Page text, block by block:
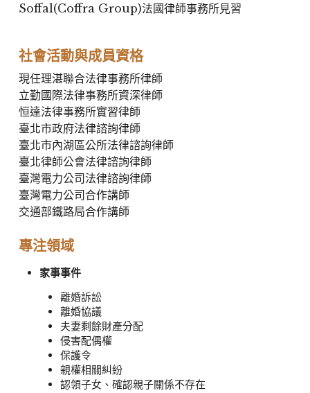
Soffal(Coffra Group)法國律師事務所見習
社會活動與成員資格
現任理湛聯合法律事務所律師
立勤國際法律事務所資深律師
恒達法律事務所實習律師
臺北市政府法律諮詢律師
臺北市內湖區公所法律諮詢律師
臺北律師公會法律諮詢律師
臺灣電力公司法律諮詢律師
臺灣電力公司合作講師
交通部鐵路局合作講師
專注領域
家事事件
離婚訴訟
離婚協議
夫妻剩餘財產分配
侵害配偶權
保護令
親權相關糾紛
認領子女、確認親子關係不存在